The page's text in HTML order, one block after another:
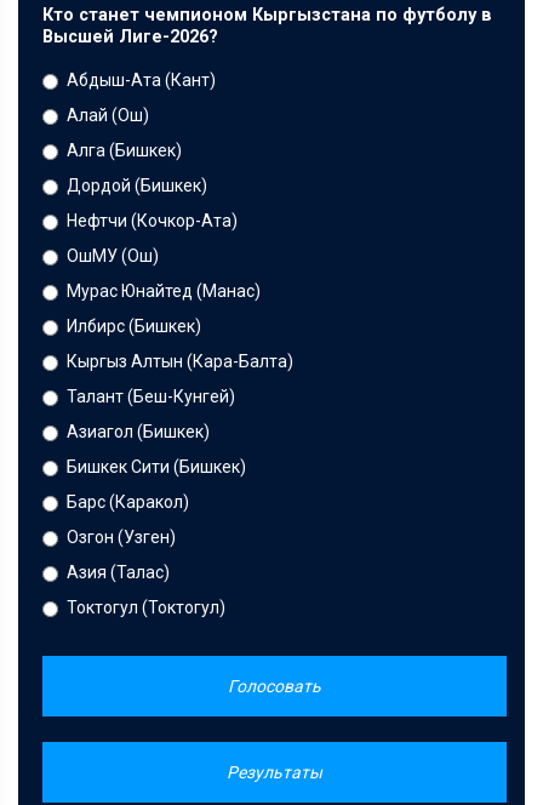
Кто станет чемпионом Кыргызстана по футболу в
Высшей Лиге-2026?
Абдыш-Ата (Кант)
Алай (Ош)
Алга (Бишкек)
Дордой (Бишкек)
Нефтчи (Кочкор-Ата)
ОшМУ (Ош)
Мурас Юнайтед (Манас)
Илбирс (Бишкек)
Кыргыз Алтын (Кара-Балта)
Талант (Беш-Кунгей)
Азиагол (Бишкек)
Бишкек Сити (Бишкек)
Барс (Каракол)
Озгон (Узген)
Азия (Талас)
Токтогул (Токтогул)
Голосовать
Результаты